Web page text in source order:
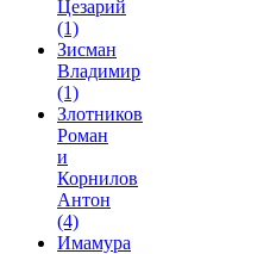
Цезарий
(1)
Зисман
Владимир
(1)
Злотников
Роман
и
Корнилов
Антон
(4)
Имамура